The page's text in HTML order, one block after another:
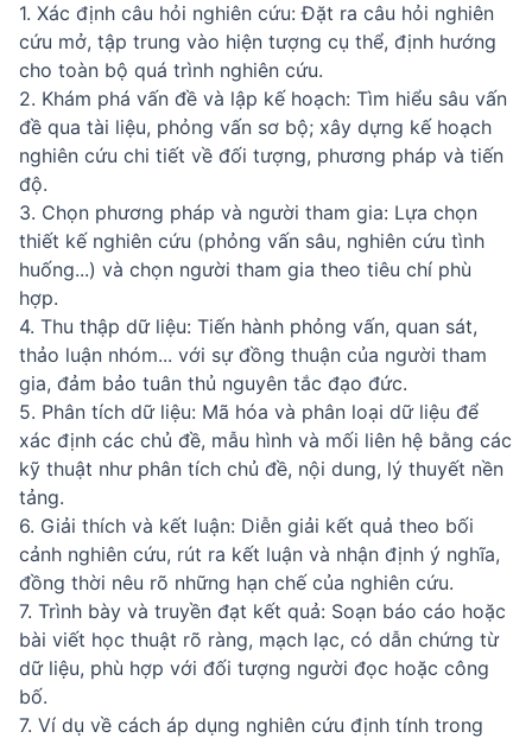
1. Xác định câu hỏi nghiên cứu: Đặt ra câu hỏi nghiên
cứu mở, tập trung vào hiện tượng cụ thể, định hướng
cho toàn bộ quá trình nghiên cứu.
2. Khám phá vấn đề và lập kế hoạch: Tìm hiểu sâu vấn
đề qua tài liệu, phỏng vấn sơ bộ; xây dựng kế hoạch
nghiên cứu chi tiết về đối tượng, phương pháp và tiến
độ.
3. Chọn phương pháp và người tham gia: Lựa chọn
thiết kế nghiên cứu (phỏng vấn sâu, nghiên cứu tình
huống...) và chọn người tham gia theo tiêu chí phù
hợp.
4. Thu thập dữ liệu: Tiến hành phỏng vấn, quan sát,
thảo luận nhóm... với sự đồng thuận của người tham
gia, đảm bảo tuân thủ nguyên tắc đạo đức.
5. Phân tích dữ liệu: Mã hóa và phân loại dữ liệu để
xác định các chủ đề, mẫu hình và mối liên hệ bằng các
kỹ thuật như phân tích chủ đề, nội dung, lý thuyết nền
tảng.
6. Giải thích và kết luận: Diễn giải kết quả theo bối
cảnh nghiên cứu, rút ra kết luận và nhận định ý nghĩa,
đồng thời nêu rõ những hạn chế của nghiên cứu.
7. Trình bày và truyền đạt kết quả: Soạn báo cáo hoặc
bài viết học thuật rõ ràng, mạch lạc, có dẫn chứng từ
dữ liệu, phù hợp với đối tượng người đọc hoặc công
bố.
7. Ví dụ về cách áp dụng nghiên cứu định tính trong